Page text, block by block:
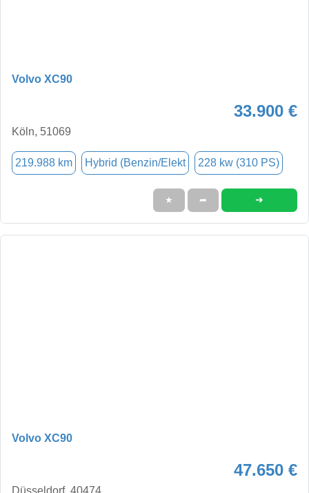
Volvo XC90
33.900 €
Köln, 51069
219.988 km Hybrid (Benzin/Elekt 228 kw (310 PS)
★ ➦ ➜
Volvo XC90
47.650 €
Düsseldorf, 40474